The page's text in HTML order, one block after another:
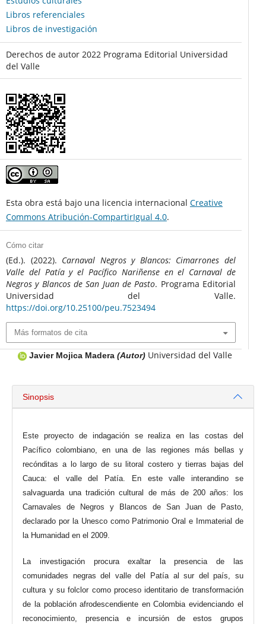
Libros referenciales
Libros de investigación
Derechos de autor 2022 Programa Editorial Universidad
del Valle
Esta obra está bajo una licencia internacional Creative
Commons Atribución-CompartirIgual 4.0.
Cómo citar
(Ed.). (2022). Carnaval Negros y Blancos: Cimarrones del
Valle del Patía y el Pacífico Nariñense en el Carnaval de
Negros y Blancos de San Juan de Pasto. Programa Editorial
Universidad del Valle.
https://doi.org/10.25100/peu.7523494
Más formatos de cita
Javier Mojica Madera (Autor) Universidad del Valle
Sinopsis
Este proyecto de indagación se realiza en las costas del
Pacífico colombiano, en una de las regiones más bellas y
recónditas a lo largo de su litoral costero y tierras bajas del
Cauca: el valle del Patía. En este valle interandino se
salvaguarda una tradición cultural de más de 200 años: los
Carnavales de Negros y Blancos de San Juan de Pasto,
declarado por la Unesco como Patrimonio Oral e Immaterial de
la Humanidad en el 2009.
La investigación procura exaltar la presencia de las
comunidades negras del valle del Patía al sur del país, su
cultura y su folclor como proceso identitario de transformación
de la población afrodescendiente en Colombia evidenciando el
reconocimiento, presencia e incursión de estos grupos